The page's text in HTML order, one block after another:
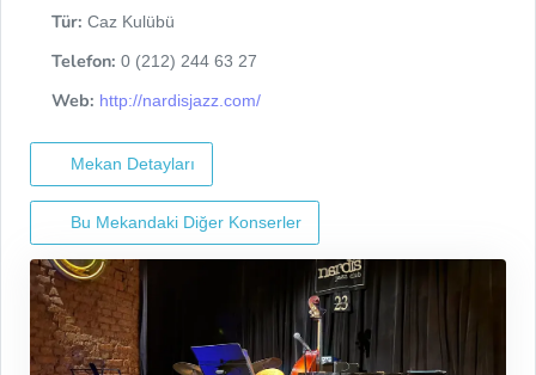
Tür: Caz Kulübü
Telefon: 0 (212) 244 63 27
Web: http://nardisjazz.com/
Mekan Detayları
Bu Mekandaki Diğer Konserler